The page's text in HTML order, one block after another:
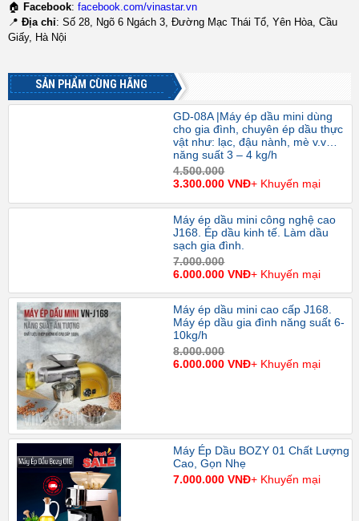
🏠 Facebook: facebook.com/vinastar.vn
📍 Địa chỉ: Số 28, Ngõ 6 Ngách 3, Đường Mạc Thái Tổ, Yên Hòa, Cầu
Giấy, Hà Nội
SẢN PHẨM CÙNG HÃNG
GD-08A |Máy ép dầu mini dùng
cho gia đình, chuyên ép dầu thực
vật như: lạc, đậu nành, mè v.v…
năng suất 3 – 4 kg/h
4.500.000
3.300.000 VNĐ+ Khuyến mại
Máy ép dầu mini công nghệ cao
J168. Ép dầu kinh tế. Làm dầu
sạch gia đình.
7.000.000
6.000.000 VNĐ+ Khuyến mại
Máy ép dầu mini cao cấp J168.
Máy ép dầu gia đình năng suất 6-
10kg/h
8.000.000
6.000.000 VNĐ+ Khuyến mại
Máy Ép Dầu BOZY 01 Chất Lượng
Cao, Gọn Nhẹ
7.000.000 VNĐ+ Khuyến mại